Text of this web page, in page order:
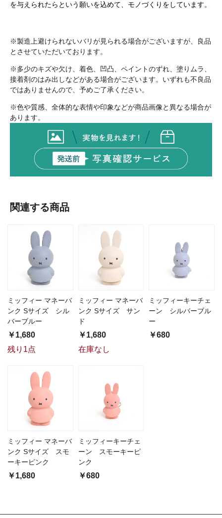
を与えられたらという願いを込めて、モノづくりをしています。
※製造上避けられないバリが見られる場合がございますが、良品
とさせていただいております。
※多少のキズや欠け、着色、凹凸、ペイントのずれ、塗りムラ、
接着剤のはみ出しなどがある場合がございます。いずれも不良品
ではありませんので、予めご了承ください。
※色や質感、全体的な表情や印象などが商品画像と異なる場合が
あります。
関連する商品
ミッフィー マネーバ
ンク Sサイズ シル
バーブルー
￥1,680
残り1点
ミッフィー マネーバ
ンク Sサイズ サン
ド
￥1,680
在庫なし
ミッフィーキーチェ
ーン シルバーブル
ー
￥680
ミッフィー マネーバ
ンク Sサイズ スモ
ーキーピンク
￥1,680
ミッフィーキーチェ
ーン スモーキーピ
ンク
￥680